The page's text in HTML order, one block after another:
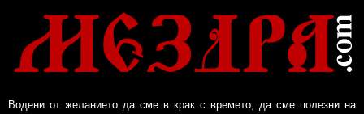
Водени от желанието да сме в крак с времето, да сме полезни на